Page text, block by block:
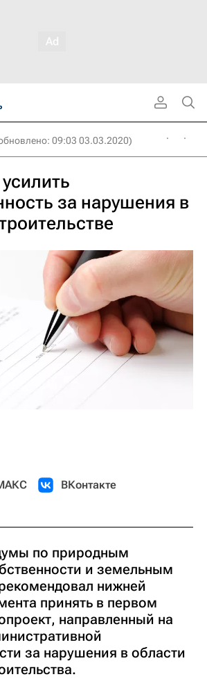
09:03 03.03.2020)
за нарушения в
ВКонтакте
по природным
и земельным
нижней
принять в первом
направленный на
за нарушения в области